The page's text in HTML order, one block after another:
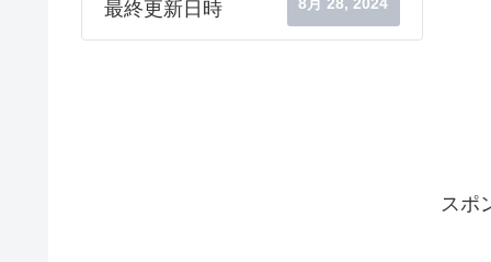
最終更新日時 8月 28, 2024
スポ